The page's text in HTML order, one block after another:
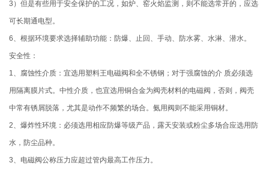
3）但是有些用于安全保护的工况，如炉、窑火焰监测，则不能选常开的，应选
可长期通电型。
6、根据环境要求选择辅助功能：防爆、止回、手动、防水雾、水淋、潜水。
安全性：
1、腐蚀性介质：宜选用塑料王电磁阀和全不锈钢；对于强腐蚀的介 质必须选
用隔离膜片式。中性介质，也宜选用铜合金为阀壳材料的电磁阀，否则，阀壳
中常有锈屑脱落，尤其是动作不频繁的场合。氨用阀则不能采用铜材。
2、爆炸性环境：必须选用相应防爆等级产品，露天安装或粉尘多场合应选用防
水，防尘品种。
3、电磁阀公称压力应超过管内最高工作压力。